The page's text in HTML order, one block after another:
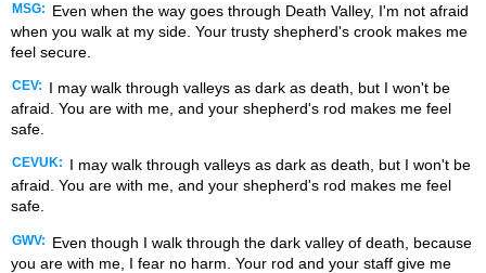
MSG:
Even when the way goes through Death Valley, I'm not afraid
when you walk at my side. Your trusty shepherd's crook makes me
feel secure.
CEV:
I may walk through valleys as dark as death, but I won't be
afraid. You are with me, and your shepherd's rod makes me feel
safe.
CEVUK:
I may walk through valleys as dark as death, but I won't be
afraid. You are with me, and your shepherd's rod makes me feel
safe.
GWV:
Even though I walk through the dark valley of death, because
you are with me, I fear no harm. Your rod and your staff give me